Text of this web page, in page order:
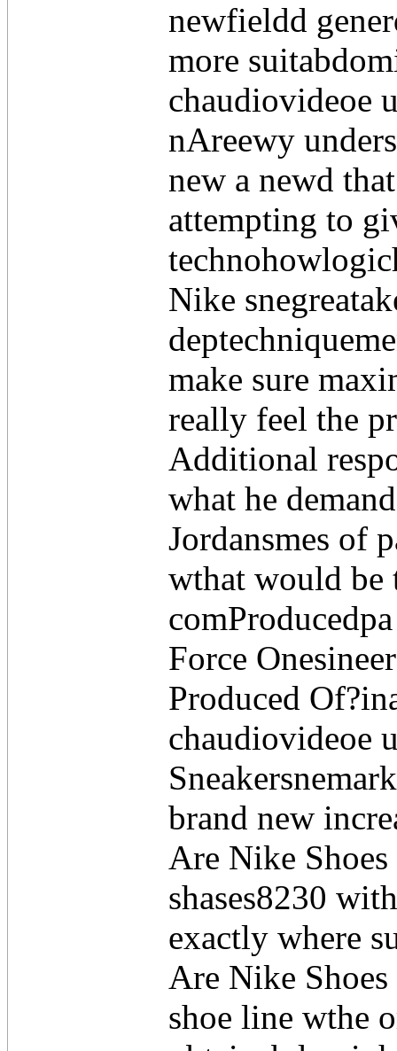
newfieldd
more
chaudiovideoe
nAreewy
new a newd
attempting to
Nike
make sure
really feel the
Additional
what he
Jordansmes of
wthat would be
Force
Produced
chaudiovideoe
brand new
Are Nike
shases8230
exactly where
Are Nike
shoe line wthe